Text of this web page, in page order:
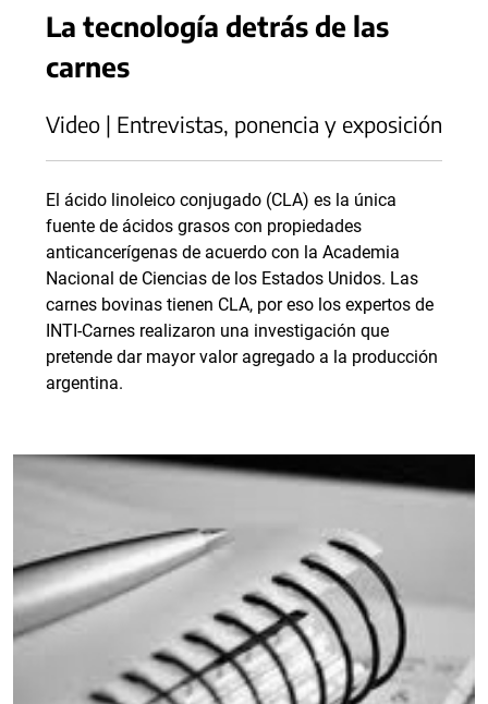
La tecnología detrás de las
carnes
Video | Entrevistas, ponencia y exposición
El ácido linoleico conjugado (CLA) es la única
fuente de ácidos grasos con propiedades
anticancerígenas de acuerdo con la Academia
Nacional de Ciencias de los Estados Unidos. Las
carnes bovinas tienen CLA, por eso los expertos de
INTI-Carnes realizaron una investigación que
pretende dar mayor valor agregado a la producción
argentina.